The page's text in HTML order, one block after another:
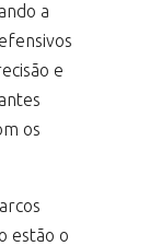
a
e
os
estão o